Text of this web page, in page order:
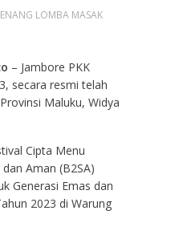
LOMBA MASAK
– Jambore PKK
secara resmi telah
Maluku, Widya
Cipta Menu
Aman (B2SA)
Generasi Emas dan
2023 di Warung